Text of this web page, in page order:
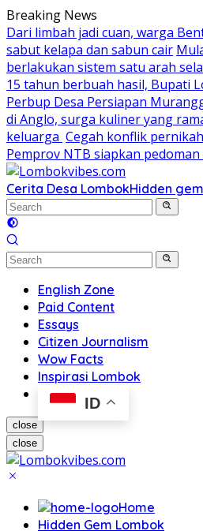
Skip
to
content
Breaking News
Dari limbah jadi cuan, warga
sabut kelapa dan sabun cair
berlakukan sistem satu arah
15 tahun berbuah hasil, Bupati
Perbup Desa Persiapan
di Anglo, surga kuliner yang
keluarga Cegah konflik
Pemprov NTB siapkan pedoman
Cerita Desa LombokHidden
English Zone
Paid Content
Essays
Citizen Journalism
Wow Facts
Inspirasi Lombok
ID
close
close
Home
Hidden Gem Lombok